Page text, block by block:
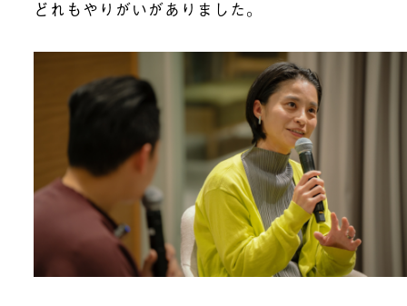
どれもやりがいがありました。